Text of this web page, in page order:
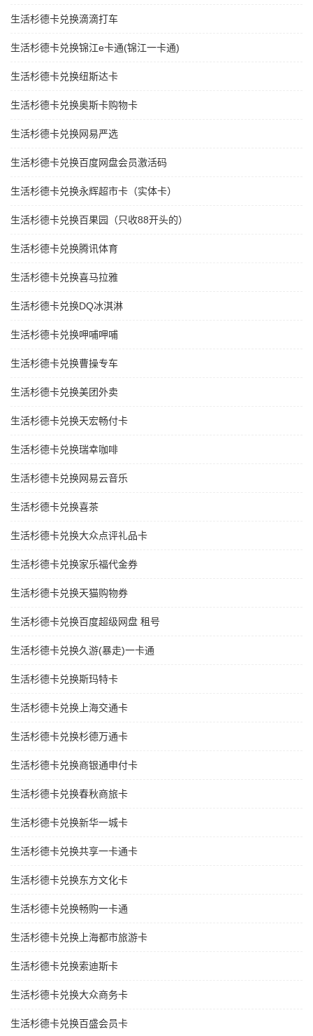
生活杉德卡兑换滴滴打车
生活杉德卡兑换锦江e卡通(锦江一卡通)
生活杉德卡兑换纽斯达卡
生活杉德卡兑换奥斯卡购物卡
生活杉德卡兑换网易严选
生活杉德卡兑换百度网盘会员激活码
生活杉德卡兑换永辉超市卡（实体卡）
生活杉德卡兑换百果园（只收88开头的）
生活杉德卡兑换腾讯体育
生活杉德卡兑换喜马拉雅
生活杉德卡兑换DQ冰淇淋
生活杉德卡兑换呷哺呷哺
生活杉德卡兑换曹操专车
生活杉德卡兑换美团外卖
生活杉德卡兑换天宏畅付卡
生活杉德卡兑换瑞幸咖啡
生活杉德卡兑换网易云音乐
生活杉德卡兑换喜茶
生活杉德卡兑换大众点评礼品卡
生活杉德卡兑换家乐福代金券
生活杉德卡兑换天猫购物券
生活杉德卡兑换百度超级网盘 租号
生活杉德卡兑换久游(暴走)一卡通
生活杉德卡兑换斯玛特卡
生活杉德卡兑换上海交通卡
生活杉德卡兑换杉德万通卡
生活杉德卡兑换商银通申付卡
生活杉德卡兑换春秋商旅卡
生活杉德卡兑换新华一城卡
生活杉德卡兑换共享一卡通卡
生活杉德卡兑换东方文化卡
生活杉德卡兑换畅购一卡通
生活杉德卡兑换上海都市旅游卡
生活杉德卡兑换索迪斯卡
生活杉德卡兑换大众商务卡
生活杉德卡兑换百盛会员卡